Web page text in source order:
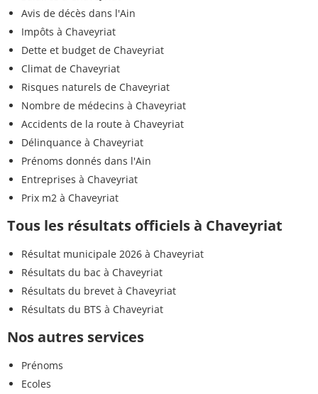
Avis de décès dans l'Ain
Impôts à Chaveyriat
Dette et budget de Chaveyriat
Climat de Chaveyriat
Risques naturels de Chaveyriat
Nombre de médecins à Chaveyriat
Accidents de la route à Chaveyriat
Délinquance à Chaveyriat
Prénoms donnés dans l'Ain
Entreprises à Chaveyriat
Prix m2 à Chaveyriat
Tous les résultats officiels à Chaveyriat
Résultat municipale 2026 à Chaveyriat
Résultats du bac à Chaveyriat
Résultats du brevet à Chaveyriat
Résultats du BTS à Chaveyriat
Nos autres services
Prénoms
Ecoles